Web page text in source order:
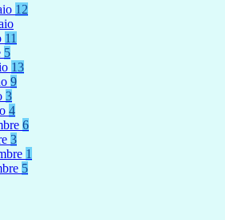
12
11
5
13
9
3
4
6
3
1
5